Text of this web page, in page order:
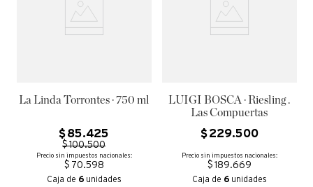
La Linda Torrontes · 750 ml
$ 85.425
$100.500
Precio sin impuestos nacionales:
$ 70.598
Caja de 6 unidades
LUIGI BOSCA · Riesling .
Las Compuertas
$ 229.500
Precio sin impuestos nacionales:
$ 189.669
Caja de 6 unidades